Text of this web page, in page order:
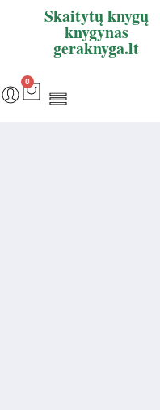
Skaitytų knygų
knygynas
geraknyga.lt
0